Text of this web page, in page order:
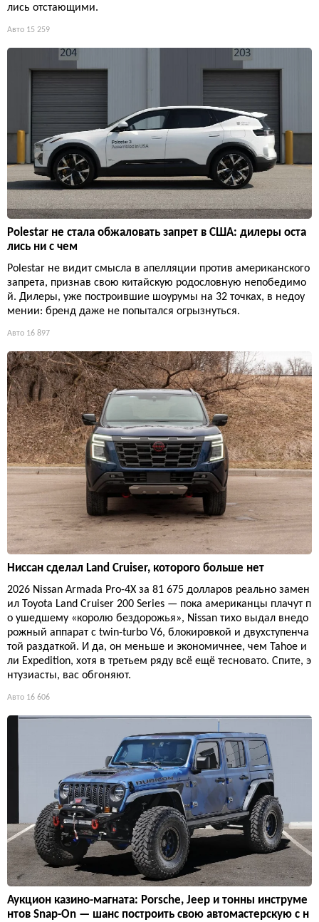
лись отстающими.
Авто 15 259
Polestar не стала обжаловать запрет в США: дилеры оста
лись ни с чем
Polestar не видит смысла в апелляции против американского
запрета, признав свою китайскую родословную непобедимо
й. Дилеры, уже построившие шоурумы на 32 точках, в недоу
мении: бренд даже не попытался огрызнуться.
Авто 16 897
Ниссан сделал Land Cruiser, которого больше нет
2026 Nissan Armada Pro-4X за 81 675 долларов реально замен
ил Toyota Land Cruiser 200 Series — пока американцы плачут п
о ушедшему «королю бездорожья», Nissan тихо выдал внедо
рожный аппарат с twin-turbo V6, блокировкой и двухступенча
той раздаткой. И да, он меньше и экономичнее, чем Tahoe и
ли Expedition, хотя в третьем ряду всё ещё тесновато. Спите, э
нтузиасты, вас обгоняют.
Авто 16 606
Аукцион казино-магната: Porsche, Jeep и тонны инструме
нтов Snap-On — шанс построить свою автомастерскую с н